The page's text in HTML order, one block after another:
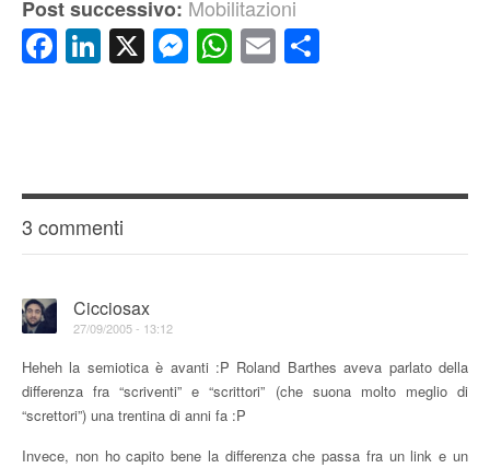
Post successivo: Mobilitazioni
Facebook
LinkedIn
X Messenger
WhatsApp
Email
3 commenti
Cicciosax
27/09/2005 - 13:12
Heheh la semiotica è avanti :P Roland Barthes aveva parlato della
differenza fra “scriventi” e “scrittori” (che suona molto meglio di
“screttori”) una trentina di anni fa :P
Invece, non ho capito bene la differenza che passa fra un link e un